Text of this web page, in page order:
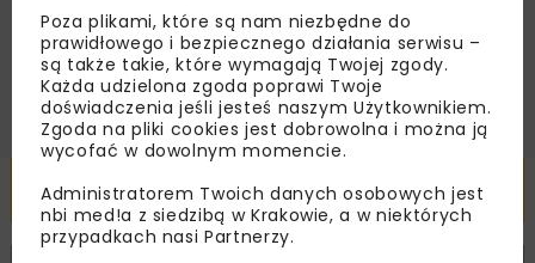
ZAPISZ MNIE
Powiązane artykuły
Poza plikami, które są nam niezbędne do
prawidłowego i bezpiecznego działania serwisu –
są także takie, które wymagają Twojej zgody.
Każda udzielona zgoda poprawi Twoje
doświadczenia jeśli jesteś naszym Użytkownikiem.
Zgoda na pliki cookies jest dobrowolna i można ją
wycofać w dowolnym momencie.
Administratorem Twoich danych osobowych jest
nbi med!a z siedzibą w Krakowie, a w niektórych
przypadkach nasi Partnerzy.